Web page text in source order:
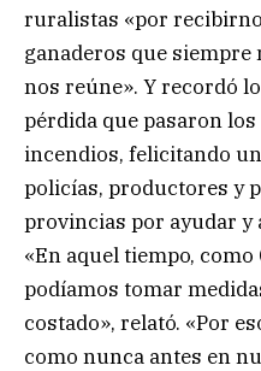
ruralistas «por
ganaderos que
nos reúne». Y recordó
pérdida que pasaron
incendios, felicitando
policías, productores y
provincias por ayudar y
«En aquel tiempo,
podíamos tomar
costado», relató. «Por
como nunca antes en